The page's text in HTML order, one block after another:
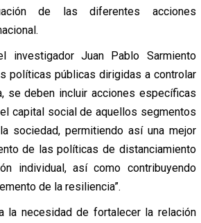
de las diferentes acciones
investigador Juan Pablo Sarmiento
políticas públicas dirigidas a controlar
se deben incluir acciones específicas
capital social de aquellos segmentos
sociedad, permitiendo así una mejor
de las políticas de distanciamiento
individual, así como contribuyendo
de la resiliencia”.
la necesidad de fortalecer la relación